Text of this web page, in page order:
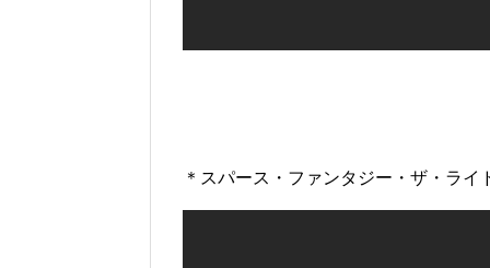
＊スパース・ファンタジー・ザ・ライ